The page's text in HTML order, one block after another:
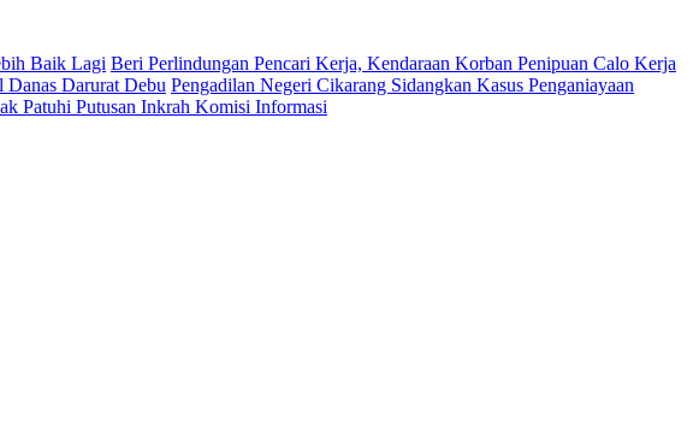
Baik Lagi Beri Perlindungan Pencari Kerja, Kendaraan Korban Penipuan Calo Kerja
Danas Darurat Debu Pengadilan Negeri Cikarang Sidangkan Kasus Penganiayaan
Patuhi Putusan Inkrah Komisi Informasi